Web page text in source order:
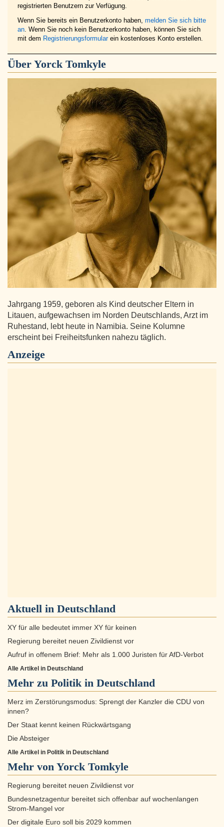
registrierten Benutzern zur Verfügung.
Wenn Sie bereits ein Benutzerkonto haben, melden Sie sich bitte
an . Wenn Sie noch kein Benutzerkonto haben, können Sie sich
mit dem Registrierungsformularein kostenloses Konto erstellen.
Über Yorck Tomkyle
Jahrgang 1959, geboren als Kind deutscher Eltern in
Litauen, aufgewachsen im Norden Deutschlands, Arzt im
Ruhestand, lebt heute in Namibia. Seine Kolumne
erscheint bei Freiheitsfunken nahezu täglich.
Anzeige
Aktuell in Deutschland
XY für alle bedeutet immer XY für keinen
Regierung bereitet neuen Zivildienst vor
Aufruf in offenem Brief: Mehr als 1.000 Juristen für AfD-Verbot
Alle Artikel in Deutschland
Mehr zu Politik in Deutschland
Merz im Zerstörungsmodus: Sprengt der Kanzler die CDU von
innen?
Der Staat kennt keinen Rückwärtsgang
Die Absteiger
Alle Artikel in Politik in Deutschland
Mehr von Yorck Tomkyle
Regierung bereitet neuen Zivildienst vor
Bundesnetzagentur bereitet sich offenbar auf wochenlangen
Strom-Mangel vor
Der digitale Euro soll bis 2029 kommen